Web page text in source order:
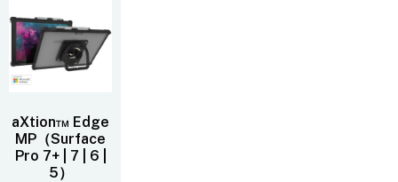
aXtion™ Edge
MP（Surface
Pro 7+ | 7 | 6 |
5）